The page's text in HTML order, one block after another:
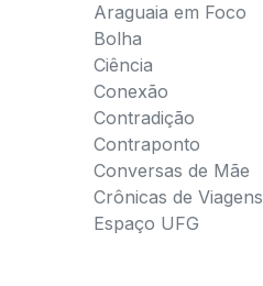
Araguaia em Foco
Bolha
Ciência
Conexão
Contradição
Contraponto
Conversas de Mãe
Crônicas de Viagens
Espaço UFG